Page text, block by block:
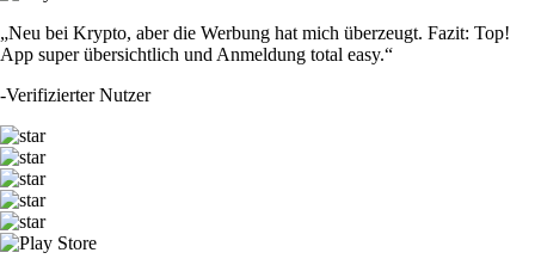
„Neu bei Krypto, aber die Werbung hat mich überzeugt. Fazit: Top!
App super übersichtlich und Anmeldung total easy.“
-Verifizierter Nutzer